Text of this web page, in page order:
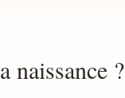
naissance ?